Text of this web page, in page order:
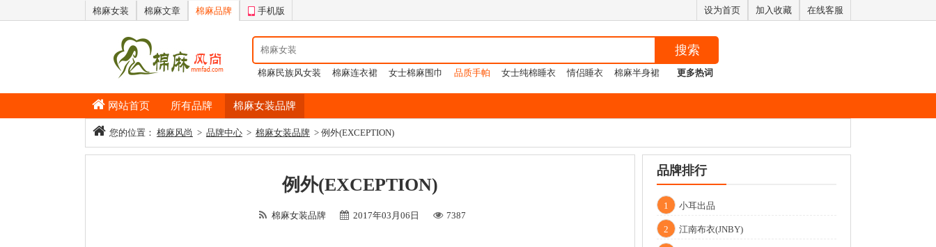
棉麻女装 棉麻文章 棉麻品牌 手机版 设为首页 加入收藏 在线客服
搜索
棉麻民族风女装 棉麻连衣裙 女士棉麻围巾 品质手帕 女士纯棉睡衣 情侣睡衣
棉麻半身裙
更多热词
网站首页 所有品牌 棉麻女装品牌
您的位置： 棉麻风尚 > 品牌中心 > 棉麻女装品牌 > 例外(EXCEPTION)
例外(EXCEPTION)
棉麻女装品牌 2017年03月06日 7387
品牌排行
1 小耳出品
2 江南布衣(JNBY)